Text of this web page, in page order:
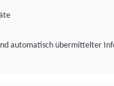
automatisch übermittelter